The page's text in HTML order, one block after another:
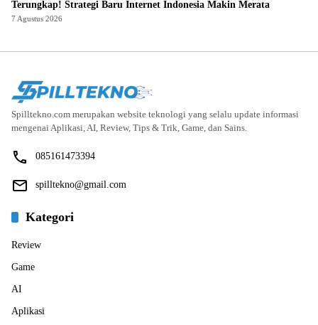
Terungkap! Strategi Baru Internet Indonesia Makin Merata
7 Agustus 2026
Spilltekno.com merupakan website teknologi yang selalu update informasi
mengenai Aplikasi, AI, Review, Tips & Trik, Game, dan Sains.
085161473394
spilltekno@gmail.com
Kategori
Review
Game
AI
Aplikasi